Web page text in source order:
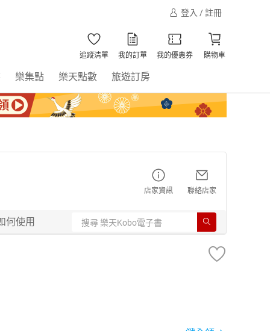
登入 / 註冊
追蹤清單 我的訂單 我的優惠券 購物車
樂集點 樂天點數 旅遊訂房
店家資訊 聯絡店家
何使用